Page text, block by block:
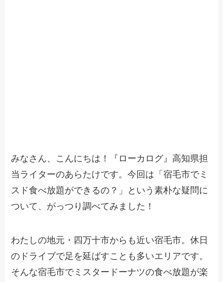
みなさん、こんにちは！『ローカログ』高知県担
当ライターのあらたけです。今回は「宿毛市でミ
スド食べ放題ができるの？」という素朴な疑問に
ついて、がっつり調べてみました！
わたしの地元・四万十市からも近い宿毛市。休日
のドライブで足を延ばすことも多いエリアです。
そんな宿毛市でミスタードーナツの食べ放題が楽